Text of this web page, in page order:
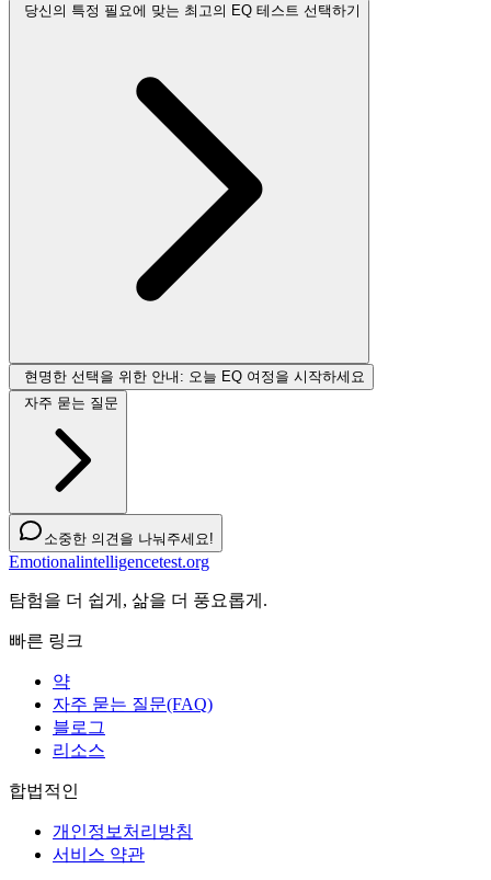
당신의 특정 필요에 맞는 최고의 EQ 테스트 선택하기
현명한 선택을 위한 안내: 오늘 EQ 여정을 시작하세요
자주 묻는 질문
소중한 의견을 나눠주세요!
Emotionalintelligencetest.org
탐험을 더 쉽게, 삶을 더 풍요롭게.
빠른 링크
약
자주 묻는 질문(FAQ)
블로그
리소스
합법적인
개인정보처리방침
서비스 약관